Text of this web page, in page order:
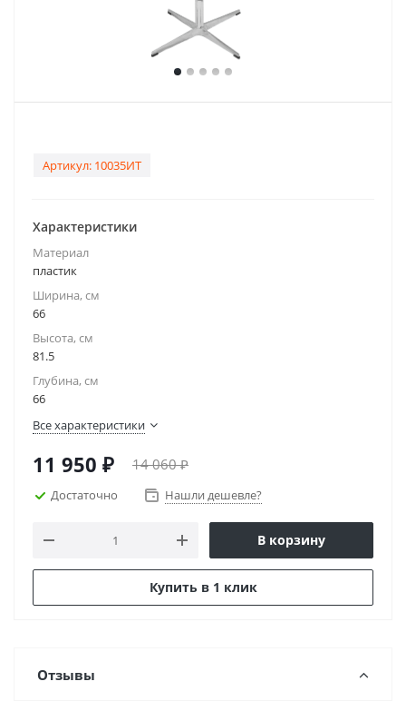
Артикул: 10035ИТ
Характеристики
Материал
пластик
Ширина, см
66
Высота, см
81.5
Глубина, см
66
Все характеристики
11 950 ₽ 14 060₽
Достаточно Нашли дешевле?
В корзину
Купить в 1 клик
Отзывы